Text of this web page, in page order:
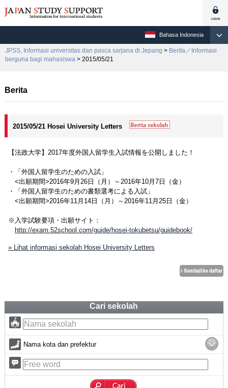
Bahasa Indonesia
JPSS, Informasi universitas dan pasca sarjana di Jepang > Berita／Informasi
berguna bagi mahasiswa > 2015/05/21
Berita
2015/05/21 Hosei University Letters
【法政大学】2017年度外国人留学生入試情報を公開しました！
・「外国人留学生のための入試」
<出願期間>2016年9月26日（月）～2016年10月7日（金）
・「外国人留学生のための書類選考による入試」
<出願期間>2016年11月14日（月）～2016年11月25日（金）
※入学試験要項・出願サイト：
http://exam.52school.com/guide/hosei-tokubetsu/guidebook/
» Lihat informasi sekolah Hosei University Letters
Cari sekolah
Nama kota dan prefektur